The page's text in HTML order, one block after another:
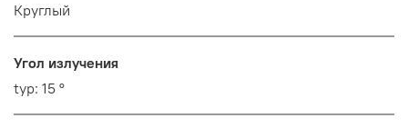
Круглый
Угол излучения
typ: 15 °